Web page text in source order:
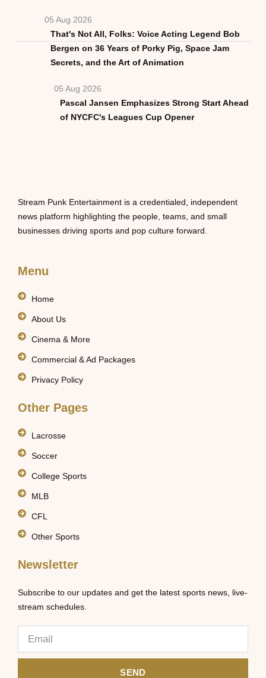
05 Aug 2026
That's Not All, Folks: Voice Acting Legend Bob
Bergen on 36 Years of Porky Pig, Space Jam
Secrets, and the Art of Animation
05 Aug 2026
Pascal Jansen Emphasizes Strong Start Ahead
of NYCFC's Leagues Cup Opener
Stream Punk Entertainment is a credentialed, independent
news platform highlighting the people, teams, and small
businesses driving sports and pop culture forward.
Menu
Home
About Us
Cinema & More
Commercial & Ad Packages
Privacy Policy
Other Pages
Lacrosse
Soccer
College Sports
MLB
CFL
Other Sports
Newsletter
Subscribe to our updates and get the latest sports news, live-
stream schedules.
SEND